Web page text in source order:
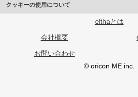
クッキーの使用について
このサイトでは Cookie を使用して、ユーザーに
行っています。
メディアや広告配信、データ解析の各パートナー
各パートナーは、この情報とユーザーが各パート
ユーザーが各パートナーのサービスを使用したと
elthaとは
会社概要
お問い合わせ
© oricon ME inc.